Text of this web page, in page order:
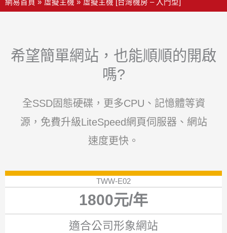
網易首頁 虛擬主機 虛擬主機 [台灣機房 – 入門型]
希望簡單網站，也能順順的開啟
嗎?
全SSD固態硬碟，更多CPU、記憶體等資
源，免費升級LiteSpeed網頁伺服器、網站
速度更快。
TWW-E02
1800元/年
適合公司形象網站